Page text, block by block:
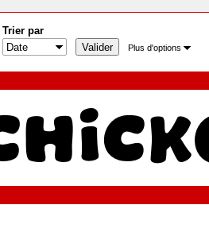
Trier par
Plus d'options